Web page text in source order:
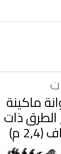
ماكينة
ذات
م)